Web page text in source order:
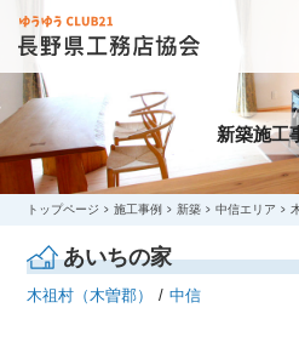
新築施工
トップページ 施工事例 新築 中信エリア
あいちの家
木祖村（木曽郡） 中信